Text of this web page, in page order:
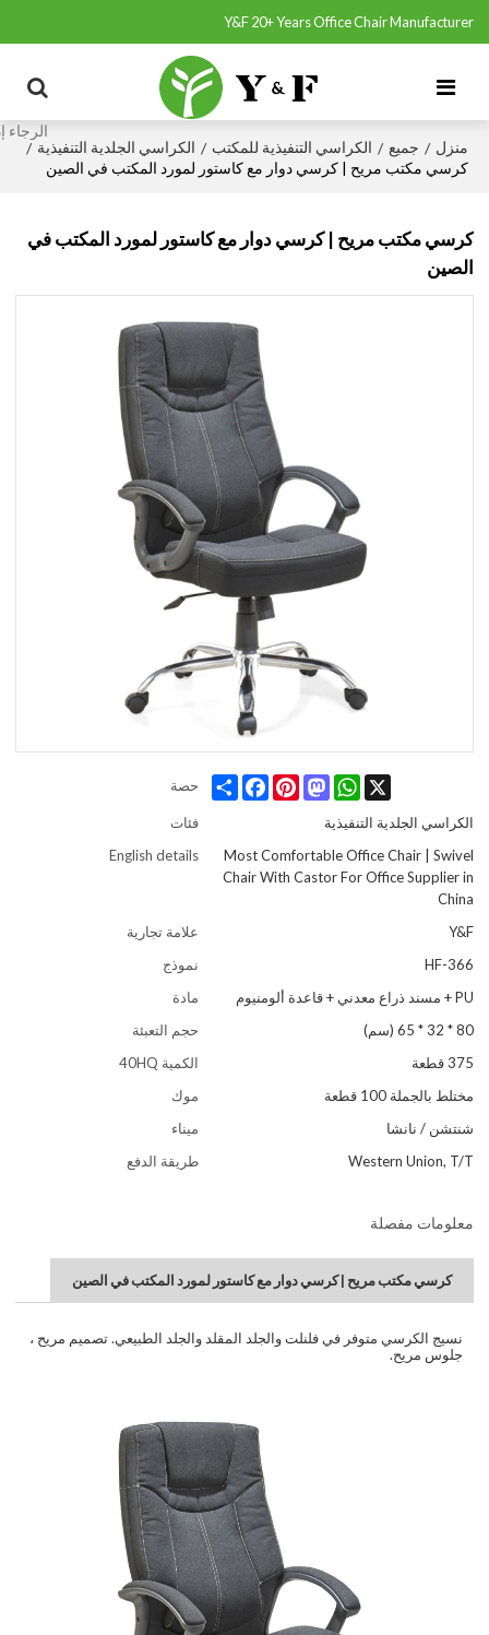
Y&F 20+ Years Office Chair Manufacturer
منزل / جميع / الكراسي التنفيذية للمكتب / الكراسي الجلدية التنفيذية /
كرسي مكتب مريح | كرسي دوار مع كاستور لمورد المكتب في الصين
كرسي مكتب مريح | كرسي دوار مع كاستور لمورد المكتب في
الصين
حصة Share
FacebookPinterest
Mastodon
WhatsApp X
فئات
الكراسي الجلدية التنفيذية
English details
Most Comfortable Office Chair | Swivel
Chair With Castor For Office Supplier in
China
علامة تجارية
Y&F
نموذج
HF-366
مادة
PU + مسند ذراع معدني + قاعدة ألومنيوم
حجم التعبئة
80 * 32 * 65 (سم)
الكمية 40HQ
375 قطعة
موك
مختلط بالجملة 100 قطعة
ميناء
شنتشن / نانشا
طريقة الدفع
Western Union, T/T
معلومات مفصلة
كرسي مكتب مريح | كرسي دوار مع كاستور لمورد المكتب في الصين
نسيج الكرسي متوفر في فلنلت والجلد المقلد والجلد الطبيعي. تصميم مريح ،
جلوس مريح.